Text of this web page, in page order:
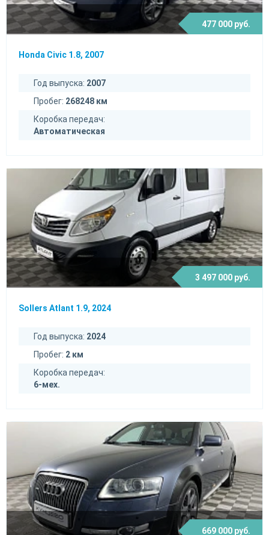
477 000 руб.
Honda Civic 1.8, 2007
Год выпуска: 2007
Пробег: 268248 км
Коробка передач:
Автоматическая
3 497 000 руб.
Sollers Atlant 1.9, 2024
Год выпуска: 2024
Пробег: 2 км
Коробка передач:
6-мех.
669 000 руб.